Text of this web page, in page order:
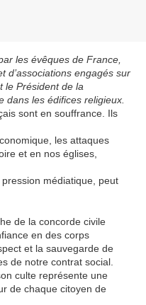
les évêques de France,
d’associations engagés sur
le Président de la
dans les édifices religieux.
sont en souffrance. Ils
les attaques
et en nos églises,
médiatique, peut
de la concorde civile
en des corps
et la sauvegarde de
de notre contrat social.
culte représente une
de chaque citoyen de